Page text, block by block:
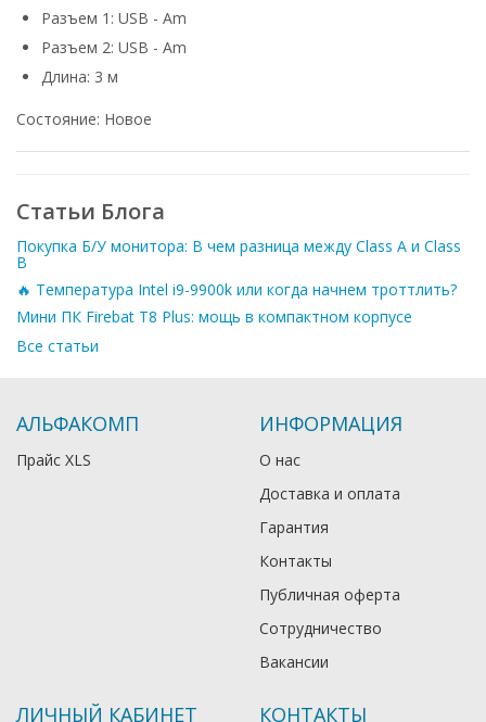
Разъем 1: USB - Am
Разъем 2: USB - Am
Длина: 3 м
Cocтoяниe: Новое
Статьи Блога
Покупка Б/У монитора: В чем разница между Class A и Class
B
🔥 Температура Intel i9-9900k или когда начнем троттлить?
Мини ПК Firebat T8 Plus: мощь в компактном корпусе
Все статьи
АЛЬФАКОМП
Прайс XLS
ИНФОРМАЦИЯ
О нас
Доставка и оплата
Гарантия
Контакты
Публичная оферта
Сотрудничество
Вакансии
ЛИЧНЫЙ КАБИНЕТ КОНТАКТЫ